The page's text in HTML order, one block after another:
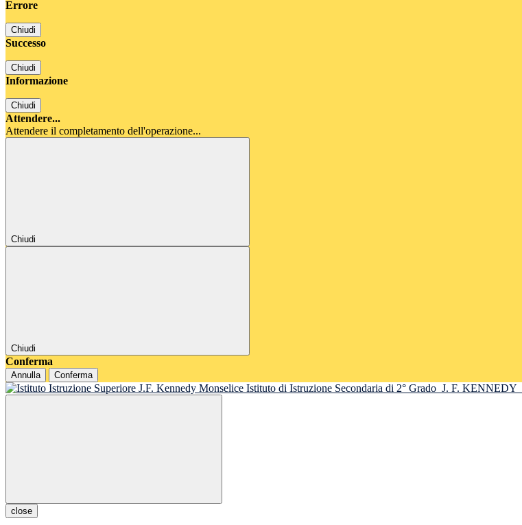
Errore
Chiudi
Successo
Chiudi
Informazione
Chiudi
Attendere...
Attendere il completamento dell'operazione...
Chiudi
Chiudi
Conferma
Annulla Conferma
Istituto di Istruzione Secondaria di 2° Grado J. F. KENNEDY
close